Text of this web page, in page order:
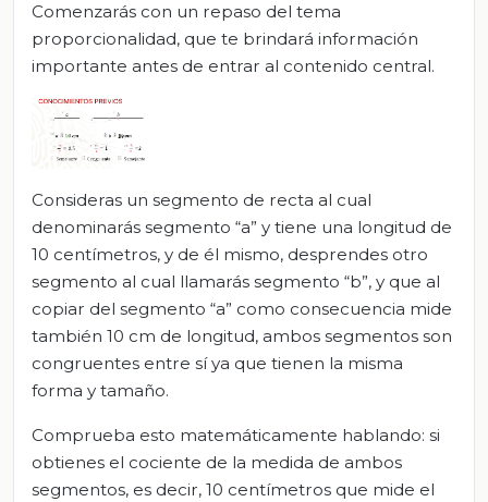
Comenzarás con un repaso del tema
proporcionalidad, que te brindará información
importante antes de entrar al contenido central.
Consideras un segmento de recta al cual
denominarás segmento “a” y tiene una longitud de
10 centímetros, y de él mismo, desprendes otro
segmento al cual llamarás segmento “b”, y que al
copiar del segmento “a” como consecuencia mide
también 10 cm de longitud, ambos segmentos son
congruentes entre sí ya que tienen la misma
forma y tamaño.
Comprueba esto matemáticamente hablando: si
obtienes el cociente de la medida de ambos
segmentos, es decir, 10 centímetros que mide el